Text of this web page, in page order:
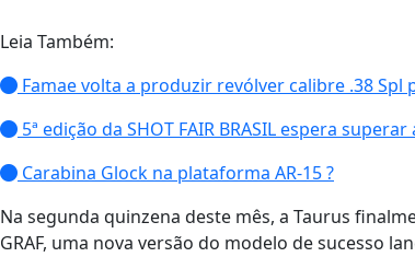
Leia Também:
Famae volta a produzir revólver calibre .38 Spl
5ª edição da SHOT FAIR BRASIL espera
Carabina Glock na plataforma AR-15 ?
Na segunda quinzena deste mês, a Taurus
GRAF, uma nova versão do modelo de sucesso